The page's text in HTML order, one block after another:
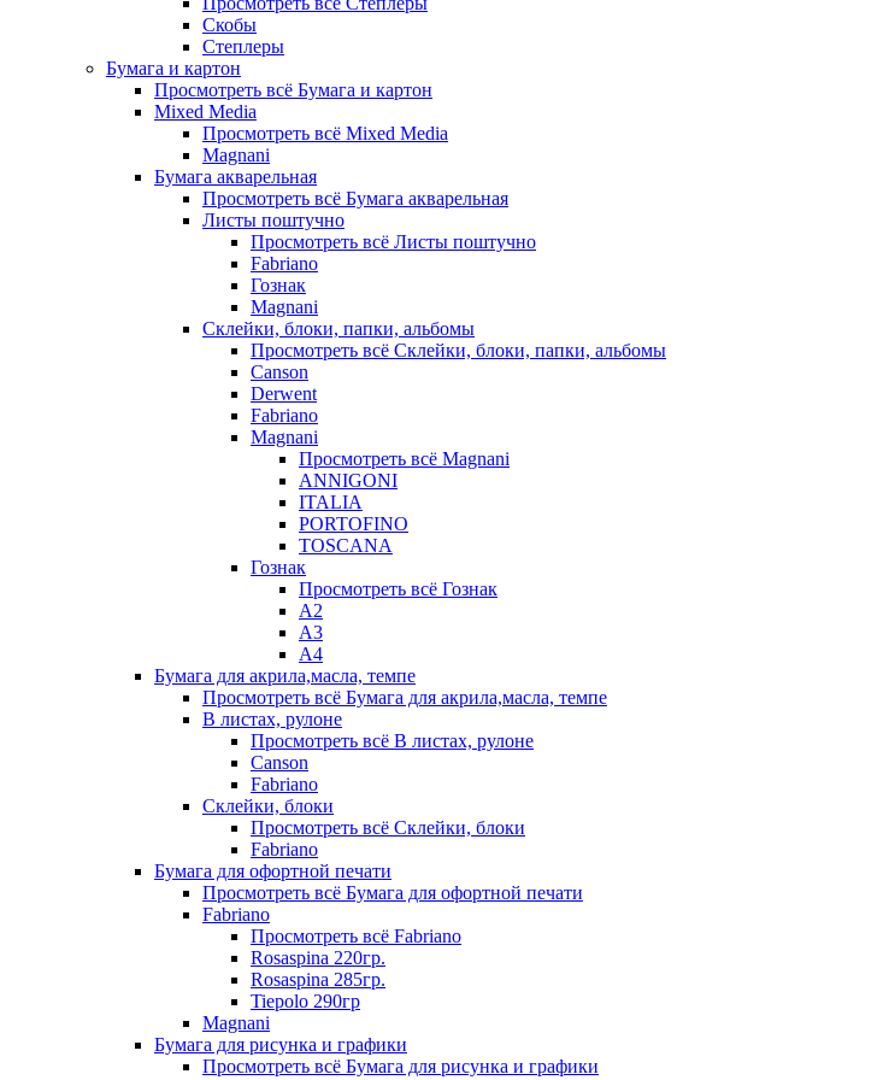
Скобы
Степлеры
Бумага и картон
Просмотреть всё Бумага и картон
Mixed Media
Просмотреть всё Mixed Media
Magnani
Бумага акварельная
Просмотреть всё Бумага акварельная
Листы поштучно
Просмотреть всё Листы поштучно
Fabriano
Гознак
Magnani
Склейки, блоки, папки, альбомы
Просмотреть всё Склейки, блоки, папки, альбомы
Canson
Derwent
Fabriano
Magnani
Просмотреть всё Magnani
ANNIGONI
ITALIA
PORTOFINO
TOSCANA
Гознак
Просмотреть всё Гознак
А2
А3
А4
Бумага для акрила,масла, темпе
Просмотреть всё Бумага для акрила,масла, темпе
В листах, рулоне
Просмотреть всё В листах, рулоне
Canson
Fabriano
Склейки, блоки
Просмотреть всё Склейки, блоки
Fabriano
Бумага для офортной печати
Просмотреть всё Бумага для офортной печати
Fabriano
Просмотреть всё Fabriano
Rosaspina 220гр.
Rosaspina 285гр.
Tiepolo 290гр
Magnani
Бумага для рисунка и графики
Просмотреть всё Бумага для рисунка и графики